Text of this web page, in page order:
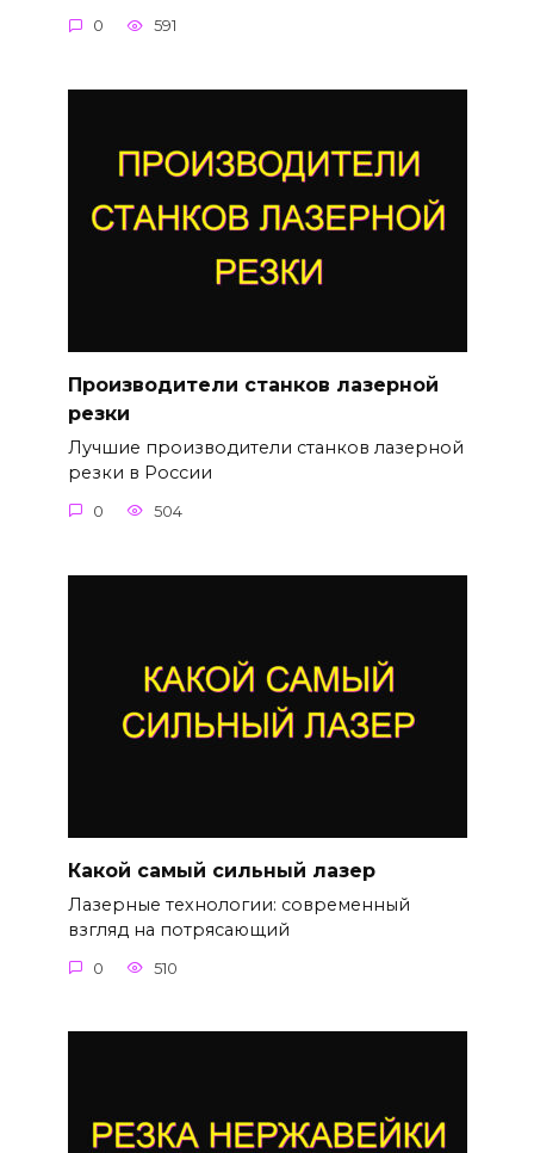
0 591
Производители станков лазерной
резки
Лучшие производители станков лазерной
резки в России
0 504
Какой самый сильный лазер
Лазерные технологии: современный
взгляд на потрясающий
0 510